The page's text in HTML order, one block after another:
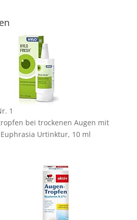
1
bei trockenen Augen mit
Urtinktur, 10 ml